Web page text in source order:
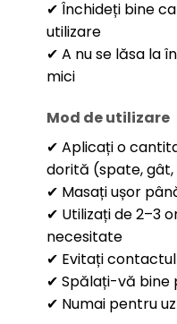
✔ Închideți bine
utilizare
✔ A nu se lăsa la
mici
Mod de utilizare
✔ Aplicați o
dorită (spate,
✔ Masați ușor
✔ Utilizați de 2–3
necesitate
✔ Evitați
✔ Spălați-vă bine
✔ Numai pentru